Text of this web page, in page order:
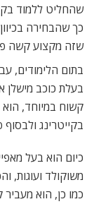
שהחליט ללמוד
כך שהבחירה
שזה מקצוע קשה
קשוח במיוחד,
בקייטרינג
משוקולד ועוגות,
כמו כן, הוא